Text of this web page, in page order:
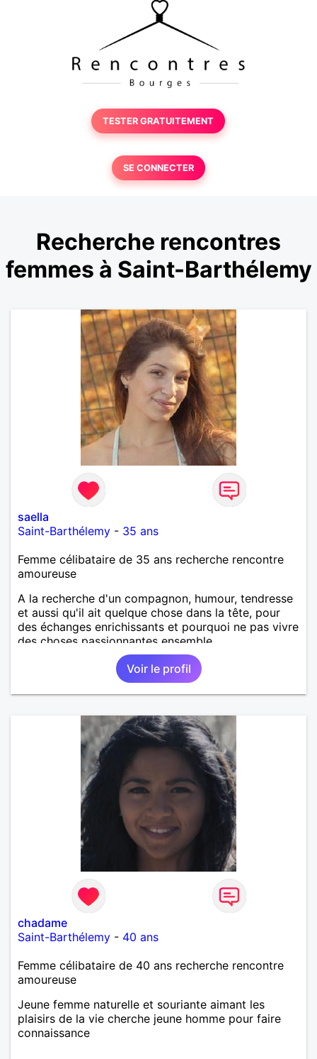
TESTER GRATUITEMENT
SE CONNECTER
Recherche rencontres
femmes à Saint-Barthélemy
saella
Saint-Barthélemy - 35 ans
Femme célibataire de 35 ans recherche rencontre
amoureuse
A la recherche d'un compagnon, humour, tendresse
et aussi qu'il ait quelque chose dans la tête, pour
des échanges enrichissants et pourquoi ne pas vivre
des choses passionnantes ensemble...
Voir le profil
chadame
Saint-Barthélemy - 40 ans
Femme célibataire de 40 ans recherche rencontre
amoureuse
Jeune femme naturelle et souriante aimant les
plaisirs de la vie cherche jeune homme pour faire
connaissance